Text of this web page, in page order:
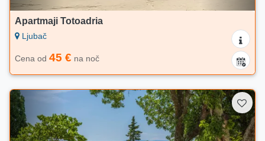
Apartmaji Totoadria
Ljubač
Cena od 45 € na noč